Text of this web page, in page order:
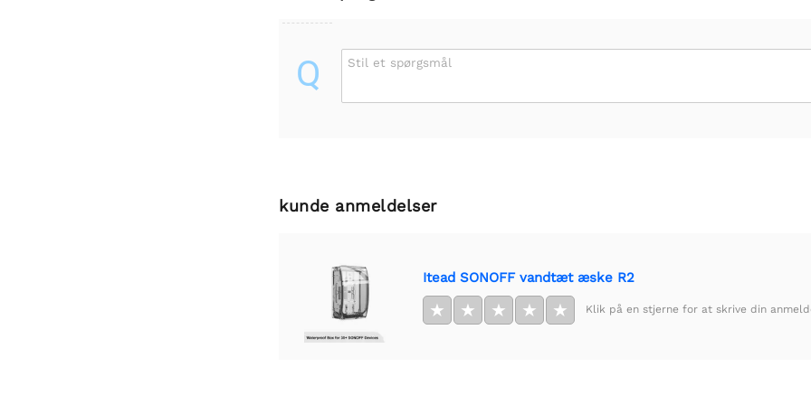
Q Stil et spørgsmål
kunde anmeldelser
Itead SONOFF vandtæt æske R2
★ ★ ★ ★ ★ Klik på en stjerne for at skrive din